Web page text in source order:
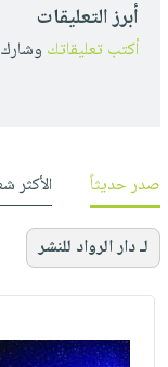
أبرز التعليقات
أكتب تعليقاتك وشارك
صدر حديثاً الأكثر
لـ دار الرواد للنشر